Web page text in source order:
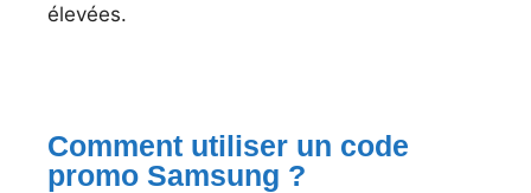
élevées.
Comment utiliser un code
promo Samsung ?